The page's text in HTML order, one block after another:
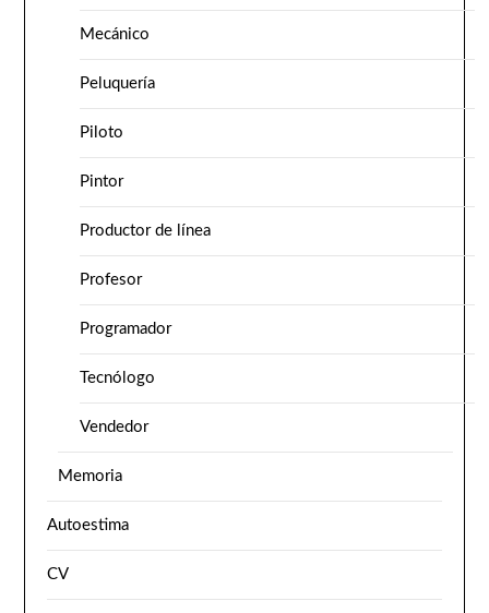
Mecánico
Peluquería
Piloto
Pintor
Productor de línea
Profesor
Programador
Tecnólogo
Vendedor
Memoria
Autoestima
CV